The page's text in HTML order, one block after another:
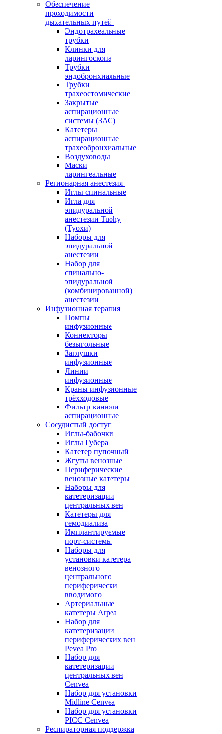
Обеспечение
проходимости
дыхательных путей
Эндотрахеальные
трубки
Клинки для
ларингоскопа
Трубки
эндобронхиальные
Трубки
трахеостомические
Закрытые
аспирационные
системы (ЗАС)
Катетеры
аспирационные
трахеобронхиальные
Воздуховоды
Маски
ларингеальные
Регионарная анестезия
Иглы спинальные
Игла для
эпидуральной
анестезии Tuohy
(Туохи)
Наборы для
эпидуральной
анестезии
Набор для
спинально-
эпидуральной
(комбинированной)
анестезии
Инфузионная терапия
Помпы
инфузионные
Коннекторы
безыгольные
Заглушки
инфузионные
Линии
инфузионные
Краны инфузионные
трёхходовые
Фильтр-канюли
аспирационные
Сосудистый доступ
Иглы-бабочки
Иглы Губера
Катетер пупочный
Жгуты венозные
Периферические
венозные катетеры
Наборы для
катетеризации
центральных вен
Катетеры для
гемодиализа
Имплантируемые
порт‑системы
Наборы для
установки катетера
венозного
центрального
периферически
вводимого
Артериальные
катетеры Arpea
Набор для
катетеризации
периферических вен
Pevea Pro
Набор для
катетеризации
центральных вен
Cenvea
Набор для установки
Midline Cenvea
Набор для установки
PICC Cenvea
Респираторная поддержка